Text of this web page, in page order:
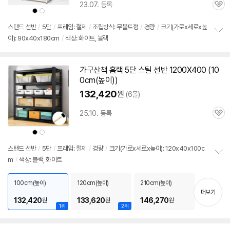
상
품
색
상
상
품
상
할
가
23.07. 등록
관
스탠드 선반 / 5단 / 프레임: 철제 / 조립방식: 무볼트형 / 경량 / 크기(가로x세로x높
이): 90x40x180cm / 색상: 화이트, 블랙
치
상
품
색
상
상
품
상
가구산책 홈랙 5단스틸 선반1200X400 (10
0cm(높이))
132,420원 (6몰)
25.10. 등록
관
스탠드 선반 / 5단 / 프레임: 철제 / 경량 / 크기(가로x세로x높이): 120x40x100c
m / 색상: 블랙, 화이트
치
기
1위
100cm(높이)
132,420원
2위
120cm(높이)
133,620원
210cm(높이)
146,270원
더보기